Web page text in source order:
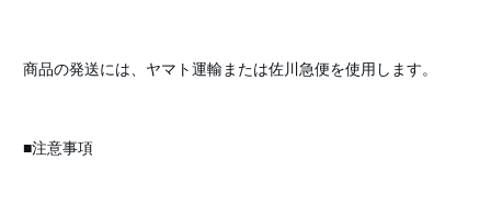
商品の発送には、ヤマト運輸または佐川急便を使用します。
■注意事項